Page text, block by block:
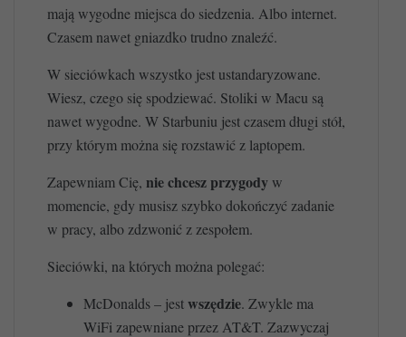
mają wygodne miejsca do siedzenia. Albo internet.
Czasem nawet gniazdko trudno znaleźć.
W sieciówkach wszystko jest ustandaryzowane.
Wiesz, czego się spodziewać. Stoliki w Macu są
nawet wygodne. W Starbuniu jest czasem długi stół,
przy którym można się rozstawić z laptopem.
Zapewniam Cię, nie chcesz przygodyw
momencie, gdy musisz szybko dokończyć zadanie
w pracy, albo zdzwonić z zespołem.
Sieciówki, na których można polegać:
McDonalds – jestwszędzie. Zwykle ma
WiFi zapewniane przez AT&T. Zazwyczaj